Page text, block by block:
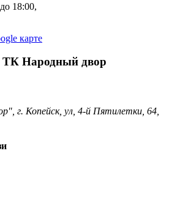
18:00,
карте
ТК Народный двор
г. Копейск, ул, 4-й Пятилетки, 64,